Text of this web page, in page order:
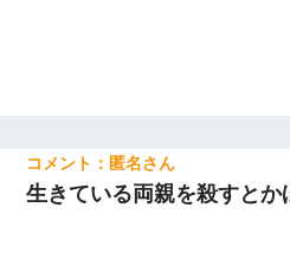
匿名
生きている両親を殺すとか